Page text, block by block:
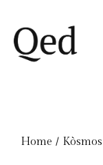
Home Kòsmos​